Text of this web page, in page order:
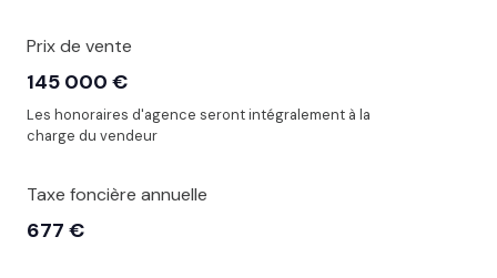
Prix de vente
145 000 €
Les honoraires d'agence seront intégralement à la
charge du vendeur
Taxe foncière annuelle
677 €